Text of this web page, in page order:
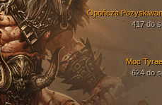
Moc
624 do
Opończa
417 do